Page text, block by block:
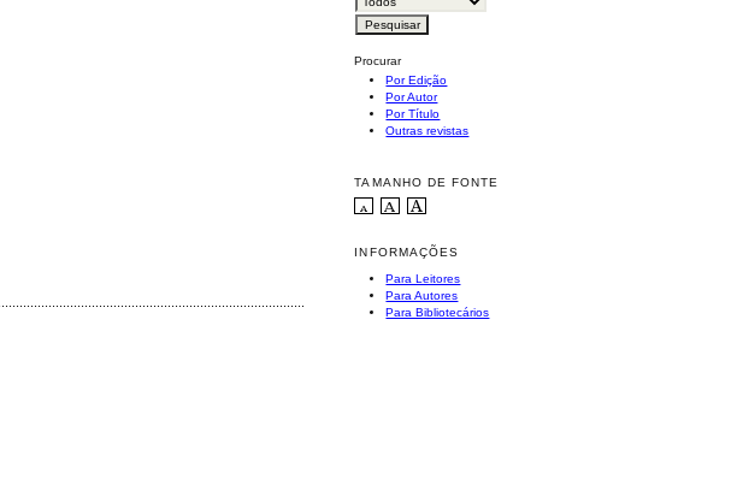
Procurar
Por Edição
Por Autor
Por Título
Outras revistas
TAMANHO DE FONTE
INFORMAÇÕES
Para Leitores
Para Autores
Para Bibliotecários